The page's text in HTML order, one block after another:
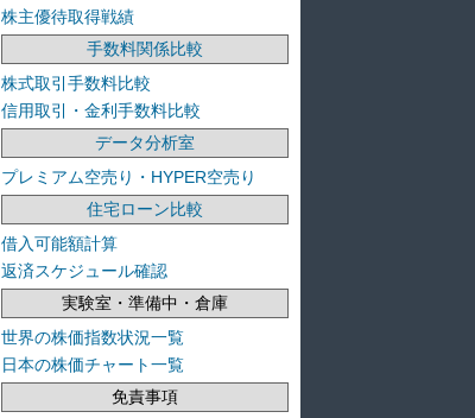
株主優待取得戦績
手数料関係比較
株式取引手数料比較
信用取引・金利手数料比較
データ分析室
プレミアム空売り・HYPER空売り
住宅ローン比較
借入可能額計算
返済スケジュール確認
実験室・準備中・倉庫
世界の株価指数状況一覧
日本の株価チャート一覧
免責事項